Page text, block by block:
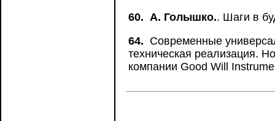
60. А. Голышко.. Шаги в
64. Современные
техническая реализация.
компании Good Will